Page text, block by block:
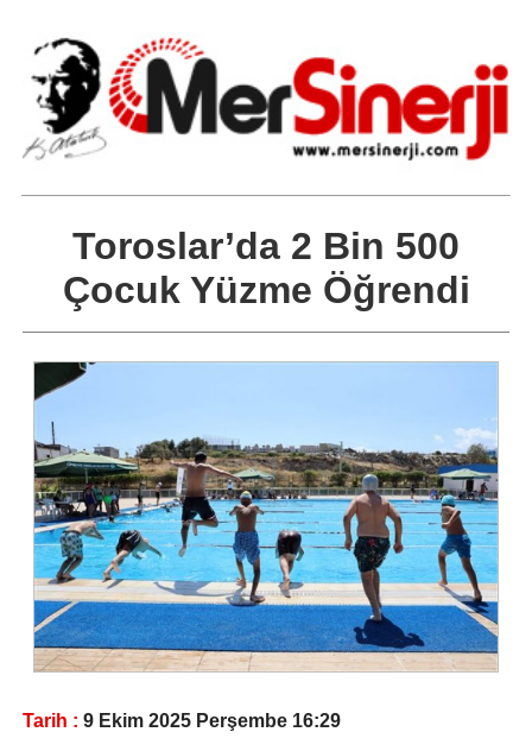
Toroslar’da 2 Bin 500
Çocuk Yüzme Öğrendi
Tarih : 9 Ekim 2025 Perşembe 16:29